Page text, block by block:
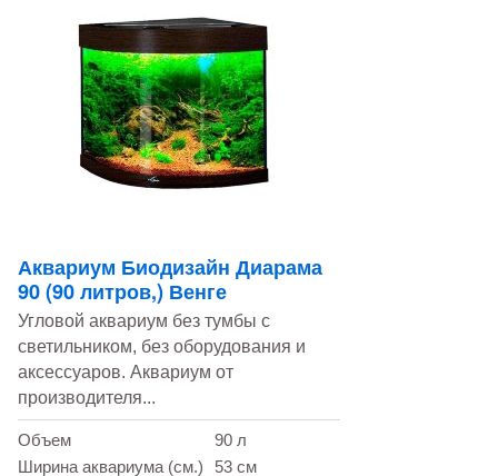
Аквариум Биодизайн Диарама
90 (90 литров,) Венге
Угловой аквариум без тумбы с
светильником, без оборудования и
аксессуаров. Аквариум от
производителя...
Объем
90 л
Ширина аквариума (см.)
53 см